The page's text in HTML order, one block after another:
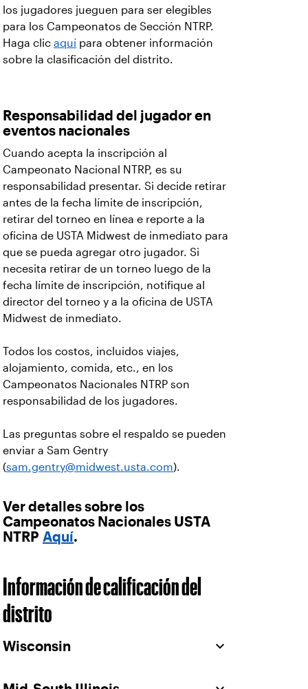
los jugadores jueguen para ser elegibles
para los Campeonatos de Sección NTRP.
Haga clic aquí para obtener información
sobre la clasificación del distrito.
Responsabilidad del jugador en
eventos nacionales
Cuando acepta la inscripción al
Campeonato Nacional NTRP, es su
responsabilidad presentar. Si decide retirar
antes de la fecha límite de inscripción,
retirar del torneo en línea e reporte a la
oficina de USTA Midwest de inmediato para
que se pueda agregar otro jugador. Si
necesita retirar de un torneo luego de la
fecha límite de inscripción, notifique al
director del torneo y a la oficina de USTA
Midwest de inmediato.
Todos los costos, incluidos viajes,
alojamiento, comida, etc., en los
Campeonatos Nacionales NTRP son
responsabilidad de los jugadores.
Las preguntas sobre el respaldo se pueden
enviar a Sam Gentry
(sam.gentry@midwest.usta.com).
Ver detalles sobre los
Campeonatos Nacionales USTA
NTRP Aquí.
Información de calificación del
distrito
Wisconsin